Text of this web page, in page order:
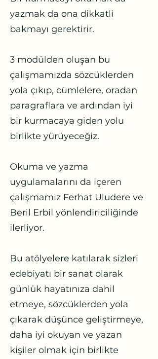
yazmak da ona dikkatli
bakmayı gerektirir.
3 modülden oluşan bu
çalışmamızda sözcüklerden
yola çıkıp, cümlelere, oradan
paragraflara ve ardından iyi
bir kurmacaya giden yolu
birlikte yürüyeceğiz.
Okuma ve yazma
uygulamalarını da içeren
çalışmamız Ferhat Uludere ve
Beril Erbil yönlendiriciliğinde
ilerliyor.
Bu atölyelere katılarak sizleri
edebiyatı bir sanat olarak
günlük hayatınıza dahil
etmeye, sözcüklerden yola
çıkarak düşünce geliştirmeye,
daha iyi okuyan ve yazan
kişiler olmak için birlikte